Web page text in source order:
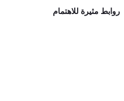
روابط مثيرة للاهتمام